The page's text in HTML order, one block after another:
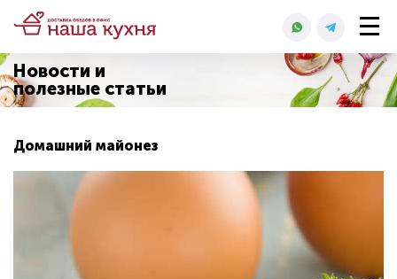
Новости и
полезные статьи
Домашний майонез